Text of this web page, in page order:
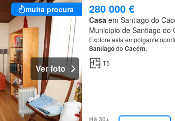
muita procura
Ver foto
280 000 €
Casa em Santiago do
Município de Santiago do
Explore esta empolgante
Santiagodo Cacém.
T5